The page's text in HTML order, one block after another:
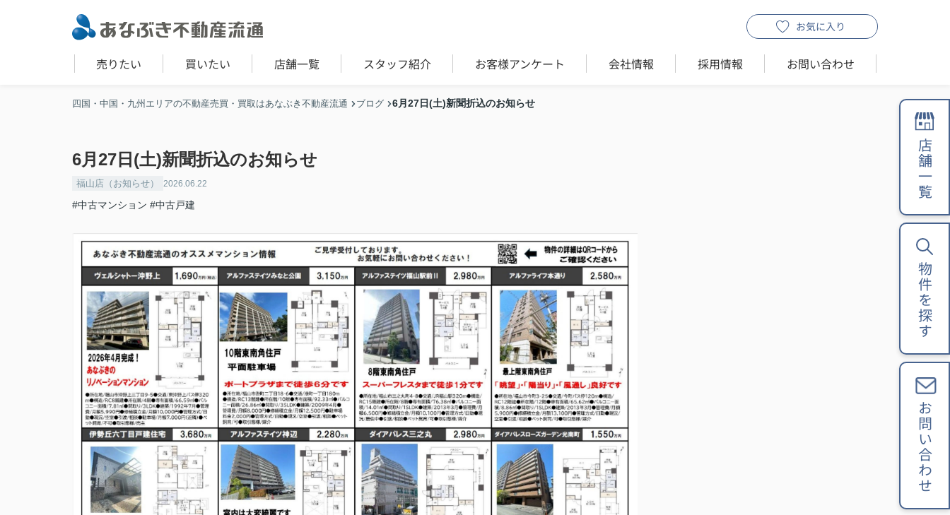
お気に入り
売りたい 買いたい 店舗一覧 スタッフ紹介 お客様アンケート 会社情報 採用情報 お問い合わせ
四国・中国・九州エリアの不動産売買・買取はあなぶき不動産流通 ブログ 6月27日(土)新聞折込のお知らせ
6月27日(土)新聞折込のお知らせ
福山店（お知らせ） 2026.06.22
#中古マンション #中古戸建
店舗一覧
物件を探す
お問い合わせ